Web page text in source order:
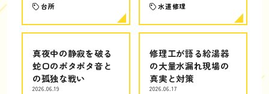
台所 水道修理
真夜中の静寂を破る
蛇口のポタポタ音と
の孤独な戦い
2026.06.19
修理工が語る給湯器
の大量水漏れ現場の
真実と対策
2026.06.17